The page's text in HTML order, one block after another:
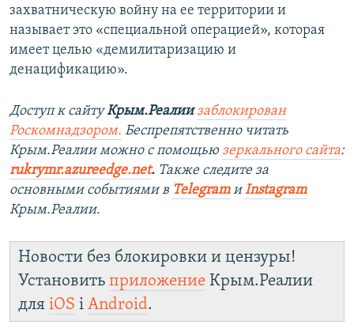
захватническую войну на ее территории и
называет это «специальной операцией», которая
имеет целью «демилитаризацию и
денацификацию».
Доступ к сайтуКрым.Реалии заблокирован
Роскомнадзором. Беспрепятственно читать
Крым.Реалии можно с помощью зеркального сайта:
rukrymr.azureedge.net. Также следите за
основными событиями в TelegramиInstagram
Крым.Реалии.
Новости без блокировки и цензуры!
Установить приложение Крым.Реалии
для iOS і Android.